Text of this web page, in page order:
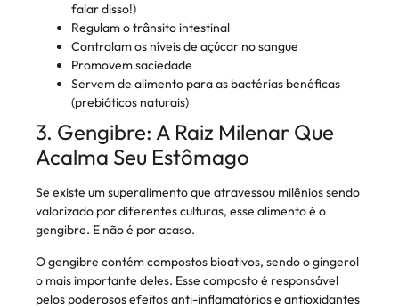
falar disso!)
Regulam o trânsito intestinal
Controlam os níveis de açúcar no sangue
Promovem saciedade
Servem de alimento para as bactérias benéficas
(prebióticos naturais)
3. Gengibre: A Raiz Milenar Que
Acalma Seu Estômago
Se existe um superalimento que atravessou milênios sendo
valorizado por diferentes culturas, esse alimento é o
gengibre. E não é por acaso.
O gengibre contém compostos bioativos, sendo o gingerol
o mais importante deles. Esse composto é responsável
pelos poderosos efeitos anti-inflamatórios e antioxidantes